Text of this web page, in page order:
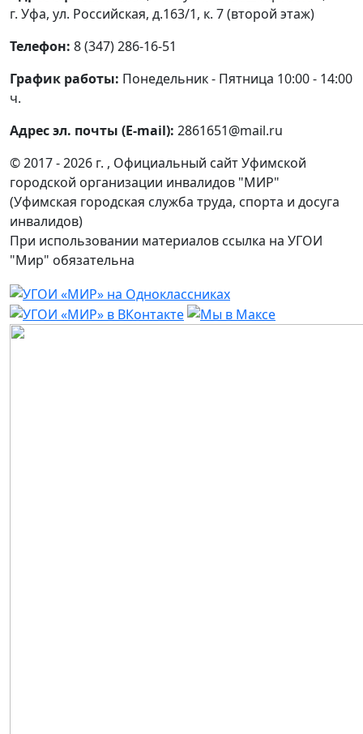
г. Уфа, ул. Российская, д.163/1, к. 7 (второй этаж)
Телефон: 8 (347) 286-16-51
График работы: Понедельник - Пятница 10:00 - 14:00
ч.
Адрес эл. почты (E-mail): 2861651@mail.ru
© 2017 - 2026 г. , Официальный сайт Уфимской
городской организации инвалидов "МИР"
(Уфимская городская служба труда, спорта и досуга
инвалидов)
При использовании материалов ссылка на УГОИ
"Мир" обязательна